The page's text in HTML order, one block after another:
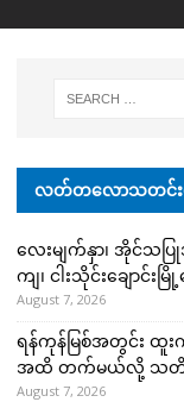
လတ်တလောသတင်းမ
လေးမျက်နှာ၊ အိုင်သပ
ကျ၊ ငါးသိုင်းချောင်း
August 7, 2026
ရန်ကုန်မြစ်အတွင်း ထူး
အထိ တက်မယ်လို့ သတိ
August 7, 2026